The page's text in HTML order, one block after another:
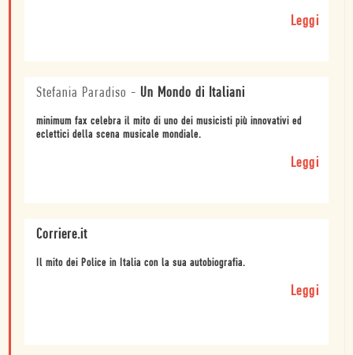
Leggi
Stefania Paradiso - Un Mondo di Italiani
minimum fax celebra il mito di uno dei musicisti più innovativi ed
eclettici della scena musicale mondiale.
Leggi
Corriere.it
Il mito dei Police in Italia con la sua autobiografia.
Leggi